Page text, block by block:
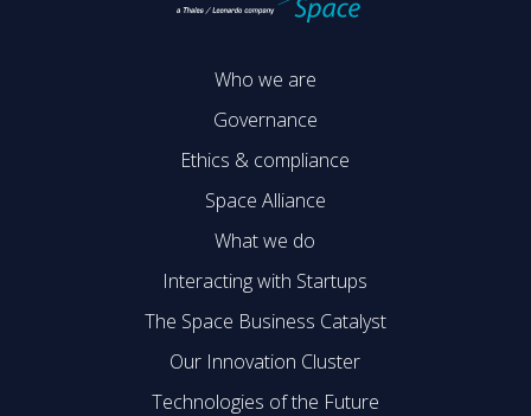
Who we are
Governance
Ethics & compliance
Space Alliance
What we do
Interacting with Startups
The Space Business Catalyst
Our Innovation Cluster
Technologies of the Future